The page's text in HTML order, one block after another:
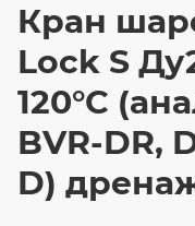
Кран
Lock S
120°С
BVR-DR,
D)